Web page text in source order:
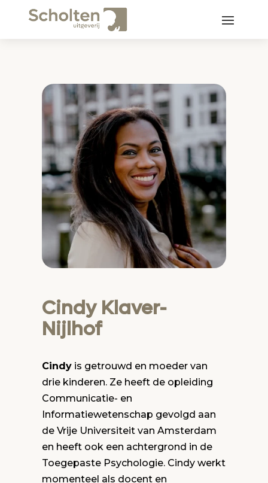
Cindy Klaver-
Nijlhof
Cindyis getrouwd en moeder van
drie kinderen. Ze heeft de opleiding
Communicatie- en
Informatiewetenschap gevolgd aan
de Vrije Universiteit van Amsterdam
en heeft ook een achtergrond in de
Toegepaste Psychologie. Cindy werkt
momenteel als docent en